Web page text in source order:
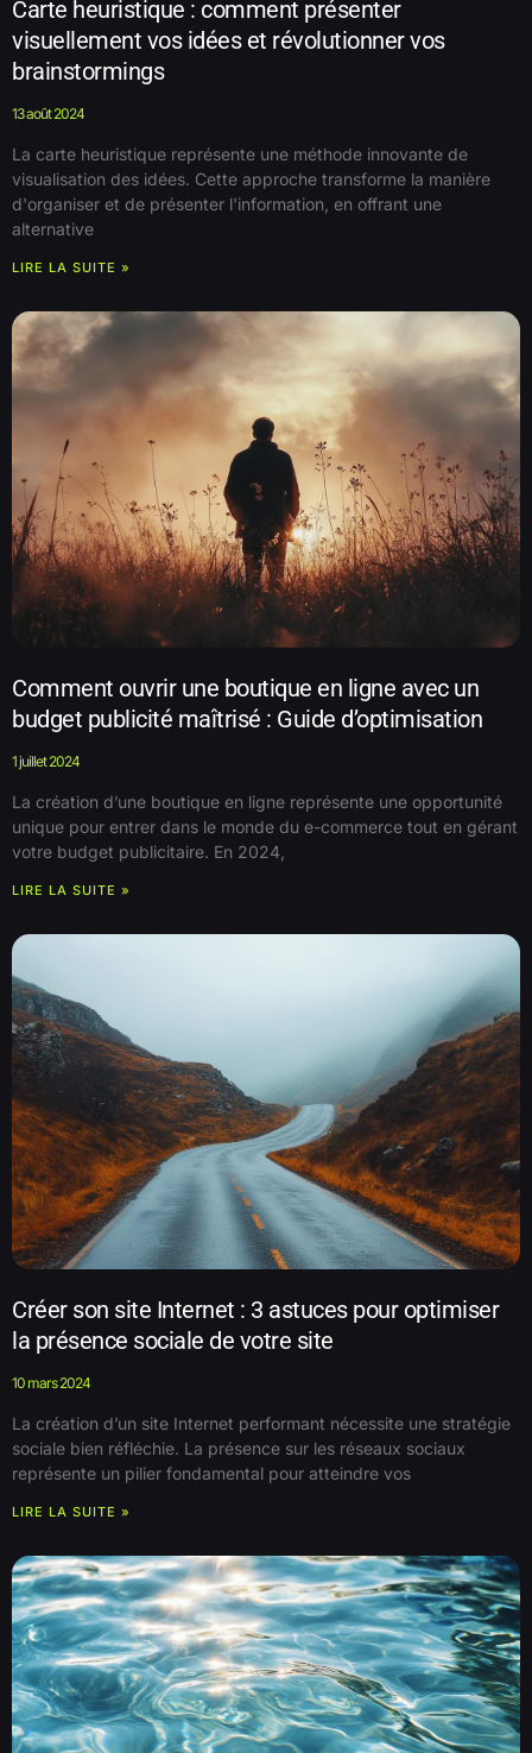
Carte heuristique : comment présenter
visuellement vos idées et révolutionner vos
brainstormings
13 août 2024
La carte heuristique représente une méthode innovante de
visualisation des idées. Cette approche transforme la manière
d'organiser et de présenter l'information, en offrant une
alternative
LIRE LA SUITE »
Comment ouvrir une boutique en ligne avec un
budget publicité maîtrisé : Guide d’optimisation
1 juillet 2024
La création d’une boutique en ligne représente une opportunité
unique pour entrer dans le monde du e-commerce tout en gérant
votre budget publicitaire. En 2024,
LIRE LA SUITE »
Créer son site Internet : 3 astuces pour optimiser
la présence sociale de votre site
10 mars 2024
La création d’un site Internet performant nécessite une stratégie
sociale bien réfléchie. La présence sur les réseaux sociaux
représente un pilier fondamental pour atteindre vos
LIRE LA SUITE »